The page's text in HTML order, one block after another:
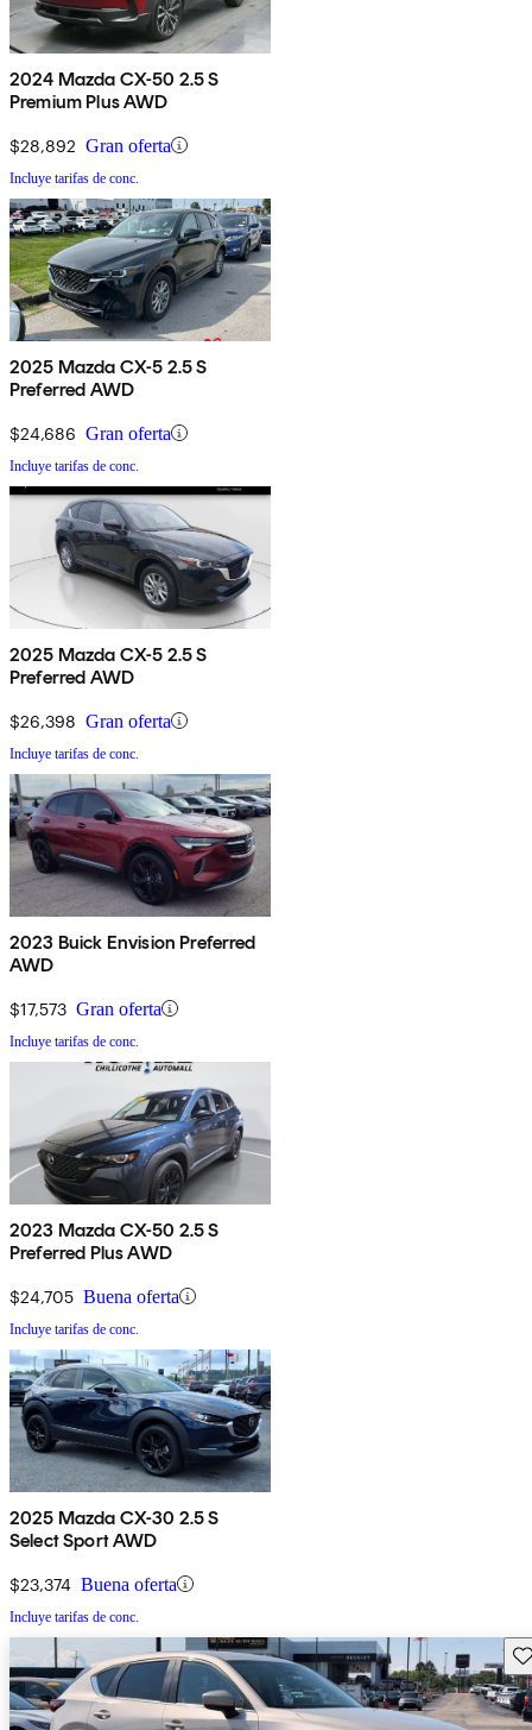
2024 Mazda CX-50 2.5 S
Premium Plus AWD
$28,892 Gran oferta
Incluye tarifas de conc.
2025 Mazda CX-5 2.5 S
Preferred AWD
$24,686 Gran oferta
Incluye tarifas de conc.
2025 Mazda CX-5 2.5 S
Preferred AWD
$26,398 Gran oferta
Incluye tarifas de conc.
2023 Buick Envision Preferred
AWD
$17,573 Gran oferta
Incluye tarifas de conc.
2023 Mazda CX-50 2.5 S
Preferred Plus AWD
$24,705 Buena oferta
Incluye tarifas de conc.
2025 Mazda CX-30 2.5 S
Select Sport AWD
$23,374 Buena oferta
Incluye tarifas de conc.